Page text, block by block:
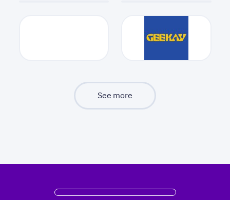
See more